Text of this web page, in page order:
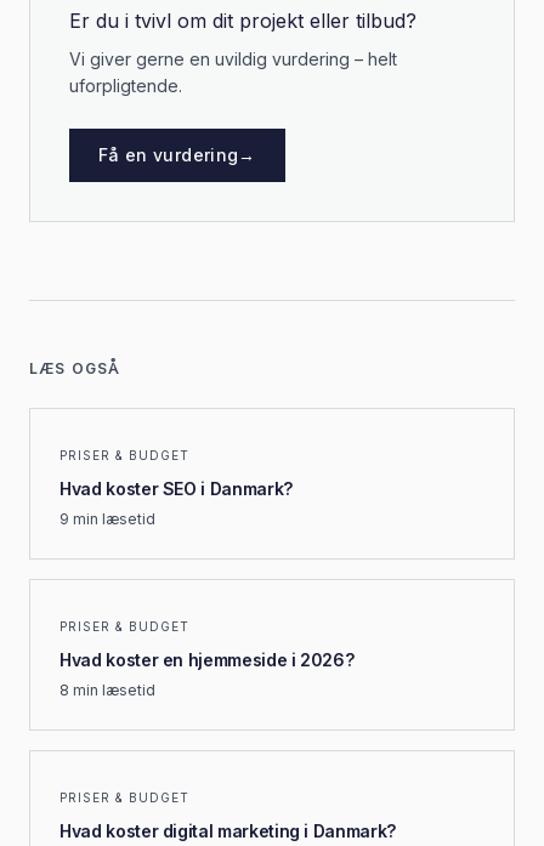
Er du i tvivl om dit projekt eller tilbud?
Vi giver gerne en uvildig vurdering – helt
uforpligtende.
Få en vurdering→
LÆS OGSÅ
PRISER & BUDGET
Hvad koster SEO i Danmark?
9 min læsetid
PRISER & BUDGET
Hvad koster en hjemmeside i 2026?
8 min læsetid
PRISER & BUDGET
Hvad koster digital marketing i Danmark?